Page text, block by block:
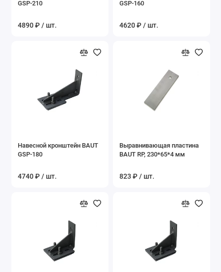
GSP-210
4890 ₽ / шт.
GSP-160
4620 ₽ / шт.
Навесной кронштейн BAUT
GSP-180
4740 ₽ / шт.
Выравнивающая пластина
BAUT RP, 230*65*4 мм
823 ₽ / шт.